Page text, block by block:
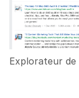
Explorateur